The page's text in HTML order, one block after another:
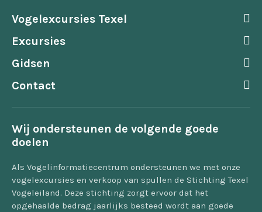
Vogelexcursies Texel
Excursies
Gidsen
Contact
Wij ondersteunen de volgende goede
doelen
Als Vogelinformatiecentrum ondersteunen we met onze
vogelexcursies en verkoop van spullen de Stichting Texel
Vogeleiland. Deze stichting zorgt ervoor dat het
opgehaalde bedrag jaarlijks besteed wordt aan goede